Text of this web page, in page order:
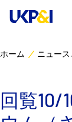
リスク
ホーム ニュー
回覧10/